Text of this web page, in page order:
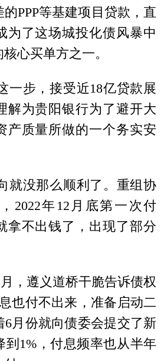
PPP等基建项目贷款，直
为了这场城投化债风暴中
心买单方之一。
一步，接受近18亿贷款展
解为贵阳银行为了避开大
产质量所做的一个务实安
就没那么顺利了。重组协
2022年12月底第一次付
拿不出钱了，出现了部分
，遵义道桥干脆告诉债权
也付不出来，准备启动二
6月份就向债委会提交了新
到1%，付息频率也从半年